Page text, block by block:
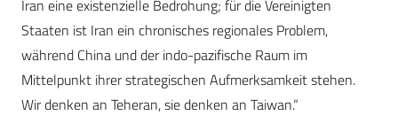
Iran eine existenzielle Bedrohung; für die Vereinigten
Staaten ist Iran ein chronisches regionales Problem,
während China und der indo-pazifische Raum im
Mittelpunkt ihrer strategischen Aufmerksamkeit stehen.
Wir denken an Teheran, sie denken an Taiwan.“